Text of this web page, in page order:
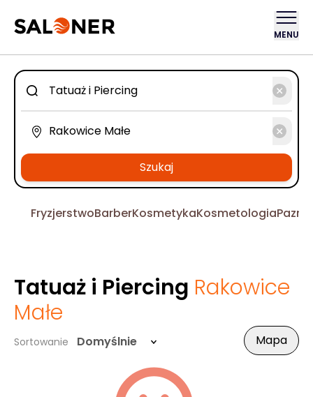
MENU
Szukaj
FryzjerstwoBarberKosmetykaKosmetologia
Tatuaż i Piercing Rakowice
Małe
Sortowanie Domyślnie Mapa